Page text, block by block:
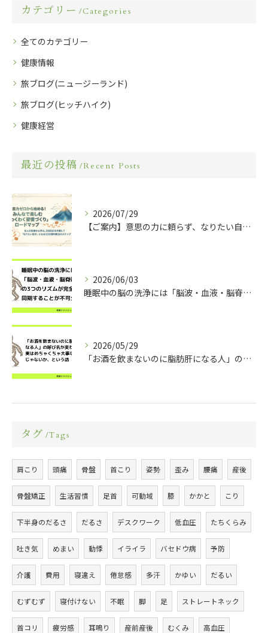
カテゴリー Categories
全てのカテゴリー
健康情報
旅ブログ(ニュージーランド)
旅ブログ(ヒッチハイク)
健康経営
最近の投稿 Recent Posts
2026/07/29
【ご案内】意思の力に頼らず、なりたい自分になる ～習慣定着プログラム～
2026/06/03
睡眠中の脳の洗浄には「脳波・血液・脳脊髄液」の3つのリズムが完全に同期することが不可欠らしい
2026/05/29
「お酒を飲まないのに脂肪肝になる人」の呼び名が変わったの、実はめちゃくちゃ大事な変化なんじゃないか、という話
タグ Tags
肩こり 頭痛 骨盤 首こり 姿勢 歪み 腰痛 産後
骨盤矯正 生活習慣 足首 可動域 膝 かかと こり
下半身のだるさ だるさ デスクワーク 低血圧 たちくらみ
吐き気 めまい 動悸 イライラ バセドウ病 予防
介護 費用 寝違え 倦怠感 多汗 かゆい だるい
むずむず 寝付けない 不眠 脚 足 ストレートネック
首コリ 疲労感 耳鳴り 産前産後 むくみ 高血圧